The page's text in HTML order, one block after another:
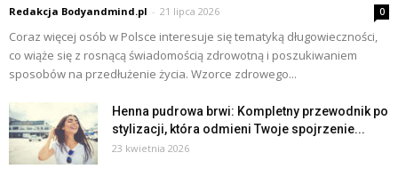
Redakcja Bodyandmind.pl - 21 lipca 2026 0
Coraz więcej osób w Polsce interesuje się tematyką długowieczności,
co wiąże się z rosnącą świadomością zdrowotną i poszukiwaniem
sposobów na przedłużenie życia. Wzorce zdrowego...
Henna pudrowa brwi: Kompletny przewodnik po
stylizacji, która odmieni Twoje spojrzenie...
23 kwietnia 2026